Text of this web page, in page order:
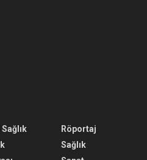
Röportaj
Sağlık